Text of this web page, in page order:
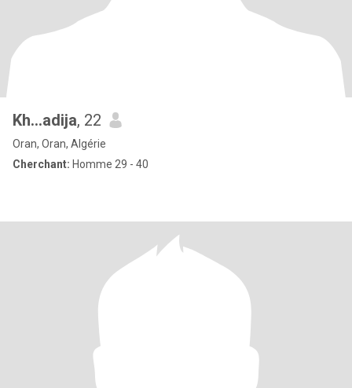
Kh...adija, 22
Oran, Oran, Algérie
Cherchant: Homme 29 - 40